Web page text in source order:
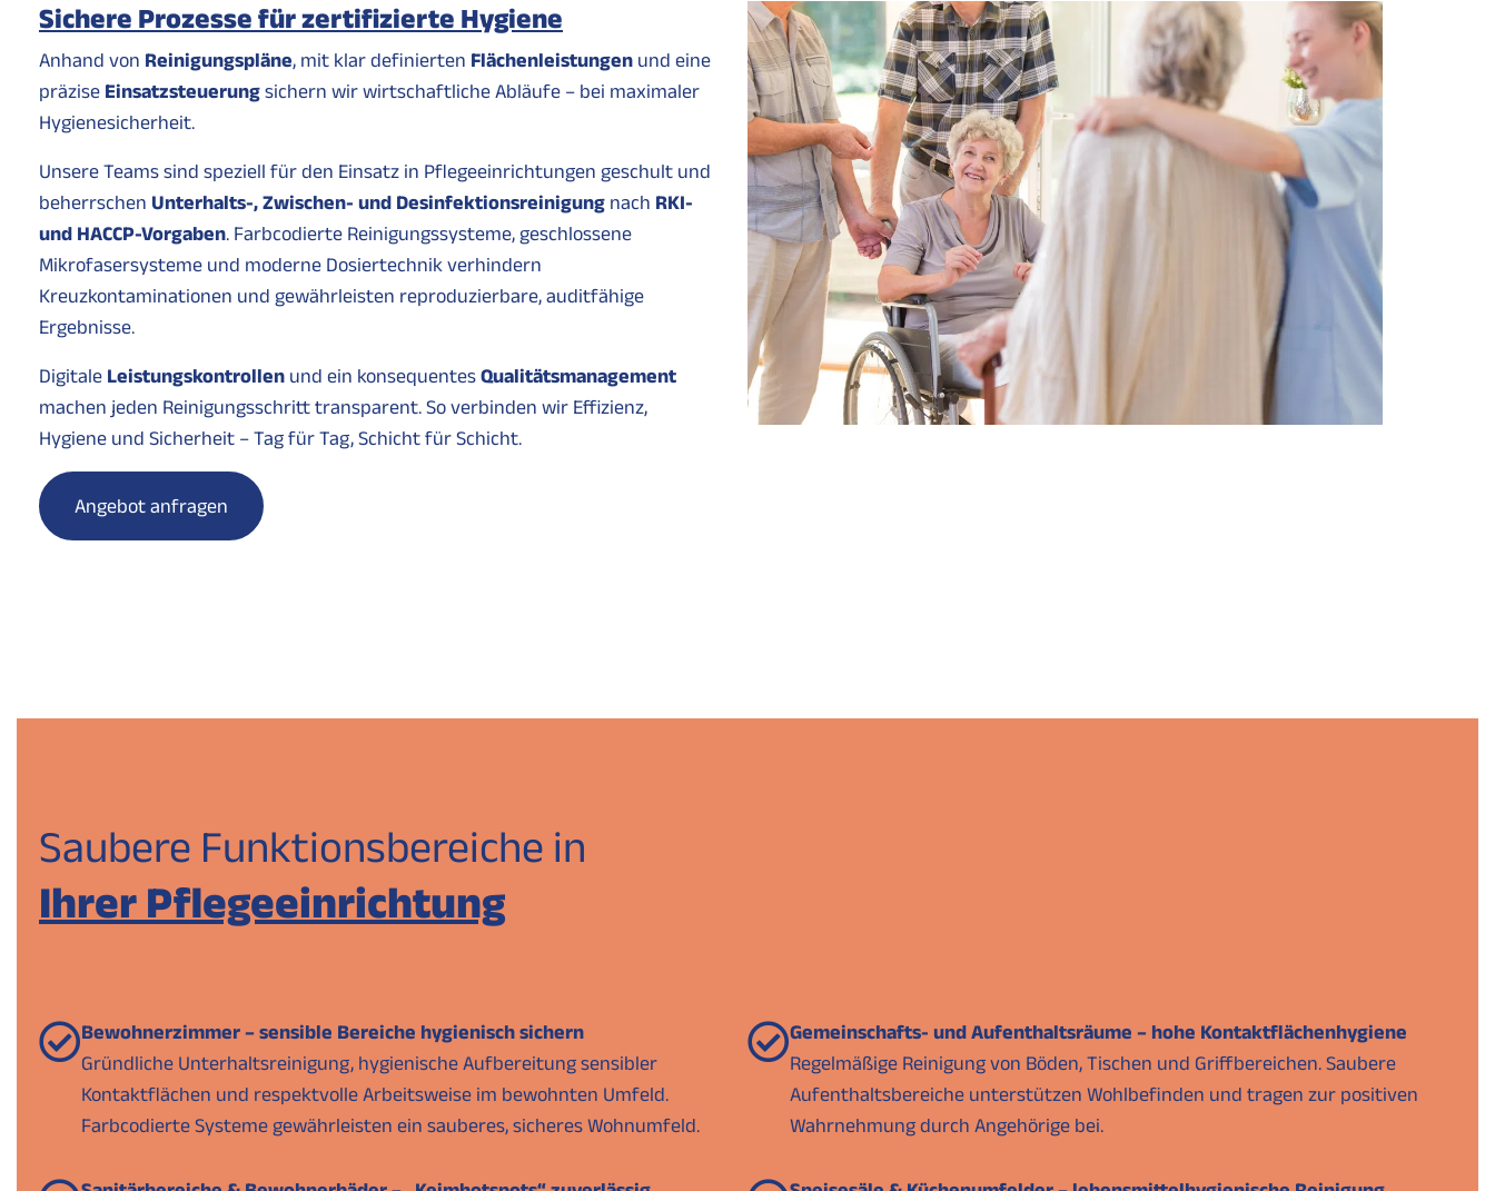
Sichere Prozesse für zertifizierte Hygiene
Anhand von Reinigungspläne, mit klar definierten Flächenleistungen und eine
präzise Einsatzsteuerung sichern wir wirtschaftliche Abläufe – bei maximaler
Hygiene­sicherheit.
Unsere Teams sind speziell für den Einsatz in Pflegeeinrichtungen geschult und
beherrschen Unterhalts-, Zwischen- und Desinfektionsreinigung nach RKI-
und HACCP-Vorgaben. Farbcodierte Reinigungssysteme, geschlossene
Mikrofasersysteme und moderne Dosiertechnik verhindern
Kreuzkontaminationen und gewährleisten reproduzierbare, auditfähige
Ergebnisse.
Digitale Leistungskontrollen und ein konsequentes Qualitätsmanagement
machen jeden Reinigungsschritt transparent. So verbinden wir Effizienz,
Hygiene und Sicherheit – Tag für Tag, Schicht für Schicht.
Angebot anfragen
Saubere Funktionsbereiche in
Ihrer Pflegeeinrichtung
Bewohnerzimmer – sensible Bereiche hygienisch sichern
Gründliche Unterhaltsreinigung, hygienische Aufbereitung sensibler
Kontaktflächen und respektvolle Arbeitsweise im bewohnten Umfeld.
Farbcodierte Systeme gewährleisten ein sauberes, sicheres Wohnumfeld.
Gemeinschafts- und Aufenthaltsräume – hohe Kontaktflächenhygiene
Regelmäßige Reinigung von Böden, Tischen und Griffbereichen. Saubere
Aufenthaltsbereiche unterstützen Wohlbefinden und tragen zur positiven
Wahrnehmung durch Angehörige bei.